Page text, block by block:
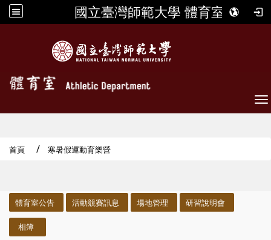
國立臺灣師範大學 體育室
首頁 寒暑假運動育樂營
體育室公告 活動競賽訊息 場地管理 研習說明會
相簿